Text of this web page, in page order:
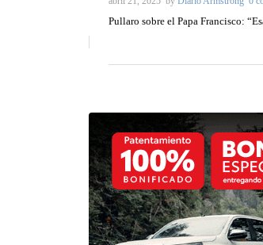
Pullaro sobre el Papa Francisco: